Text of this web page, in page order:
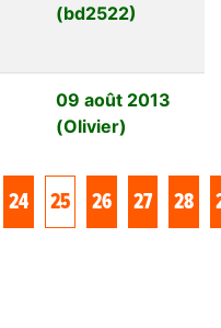
(bd2522)
09 août 2013
(Olivier)
24 25 26 27 28